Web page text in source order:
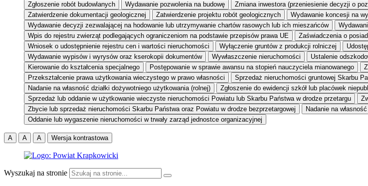
Zgłoszenie robót budowlanych
Wydawanie pozwolenia na budowę Zmiana inwestora (przeniesienie decyzji o
Zatwierdzenie dokumentacji geologicznej
Zatwierdzenie projektu robót geologicznych
Wydawanie koncesji na
Wydawanie decyzji zezwalającej na hodowanie lub utrzymywanie chartów rasowych lub ich mieszańców
Wpis do rejestru zwierząt podlegających ograniczeniom na podstawie przepisów prawa UE
Zaświadczenia o
Wniosek o udostępnienie rejestru cen i wartości nieruchomości
Wyłączenie gruntów z produkcji rolniczej
Wydawanie wypisów i wyrysów oraz kserokopii dokumentów
Wywłaszczenie nieruchomości Ustalenie
Kierowanie do kształcenia specjalnego
Postępowanie w sprawie awansu na stopień nauczyciela mianowanego
Przekształcenie prawa użytkowania wieczystego w prawo własności
Sprzedaż nieruchomości gruntowej Skarbu
Nadanie na własność działki dożywotniego użytkowania (rolnej)
Zgłoszenie do ewidencji szkół lub placówek
Sprzedaż lub oddanie w użytkowanie wieczyste nieruchomości Powiatu lub Skarbu Państwa w drodze przetargu
Zbycie lub sprzedaż nieruchomości Skarbu Państwa oraz Powiatu w drodze bezprzetargowej
Nadanie na
Oddanie lub wygaszenie nieruchomości w trwały zarząd jednostce organizacyjnej
A A A Wersja kontrastowa
Wyszukaj na stronie